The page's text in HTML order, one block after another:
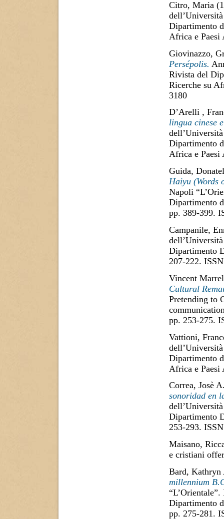
Citro, Maria
Dipartimento
Africa e Paesi
Giovinazzo,
Persépolis.
Rivista del
Ricerche su
3180
D’Arelli ,
lingua cinese
Dipartimento
Africa e Paesi
Guida,
Haiyu (Words
Napoli
Dipartimento
pp. 389-399.
Campanile,
Dipartimento
207-222.
Vincent
Cultural
Pretending to
pp. 253-275.
Vattioni,
Dipartimento
Africa e Paesi
Correa, Josè
sonoridad en
Dipartimento
253-293.
Maisano,
e cristiani
Bard, Kathryn
millennium
Dipartimento
pp. 275-281.